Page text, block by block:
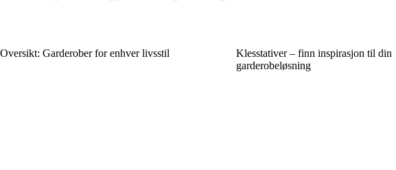
Oversikt: Garderober for enhver livsstil
Klesstativer – finn inspirasjon til din
garderobeløsning